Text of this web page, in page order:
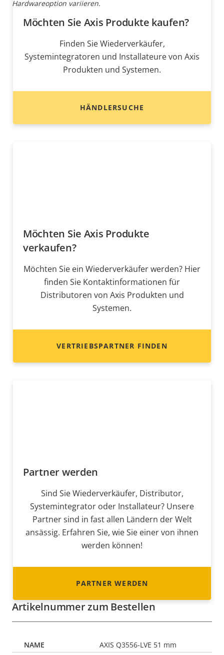
Hardwareoption variieren.
Möchten Sie Axis Produkte kaufen?
Finden Sie Wiederverkäufer,
Systemintegratoren und Installateure von Axis
Produkten und Systemen.
HÄNDLERSUCHE
Möchten Sie Axis Produkte
verkaufen?
Möchten Sie ein Wiederverkäufer werden? Hier
finden Sie Kontaktinformationen für
Distributoren von Axis Produkten und
Systemen.
VERTRIEBSPARTNER FINDEN
Partner werden
Sind Sie Wiederverkäufer, Distributor,
Systemintegrator oder Installateur? Unsere
Partner sind in fast allen Ländern der Welt
ansässig. Erfahren Sie, wie Sie einer von ihnen
werden können!
PARTNER WERDEN
Artikelnummer zum Bestellen
AXIS Q3556-LVE 51 mm